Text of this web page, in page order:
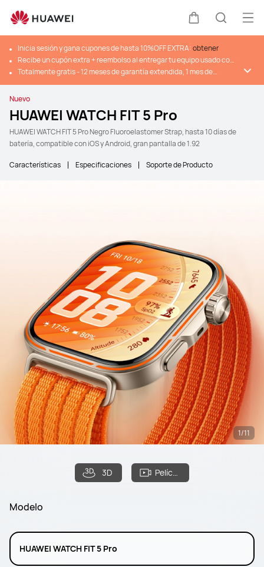
Carrito
Inicia sesión y gana cupones de hasta 10%OFF EXTRA:obtener
Recibe un cupón extra + reembolso al entregar tu equipo usado con
Trade-In
Totalmente gratis - 12 meses de garantía extendida, 1 mes de
membresía de HUAWEI Health y HUAWEI Watch Faces (valorizado en
$19.479)
Nuevo
HUAWEI WATCH FIT 5 Pro
HUAWEI WATCH FIT 5 Pro Negro Fluoroelastomer Strap, hasta 10 días de
batería, compatible con iOS y Android, gran pantalla de 1.92
Características Especificaciones Soporte de Producto
3D Película
1/11
Modelo
HUAWEI WATCH FIT 5 Pro